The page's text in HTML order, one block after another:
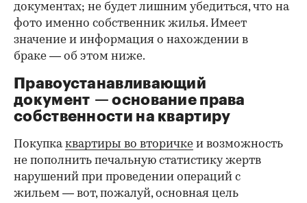
00:00 / 00:00
документах; не будет лишним убедиться, что на
фото именно собственник жилья. Имеет
значение и информация о нахождении в
браке — об этом ниже.
Правоустанавливающий
документ — основание права
собственности на квартиру
Покупкаквартиры во вторичке и возможность
не пополнить печальную статистику жертв
нарушений при проведении операций с
жильем — вот, пожалуй, основная цель